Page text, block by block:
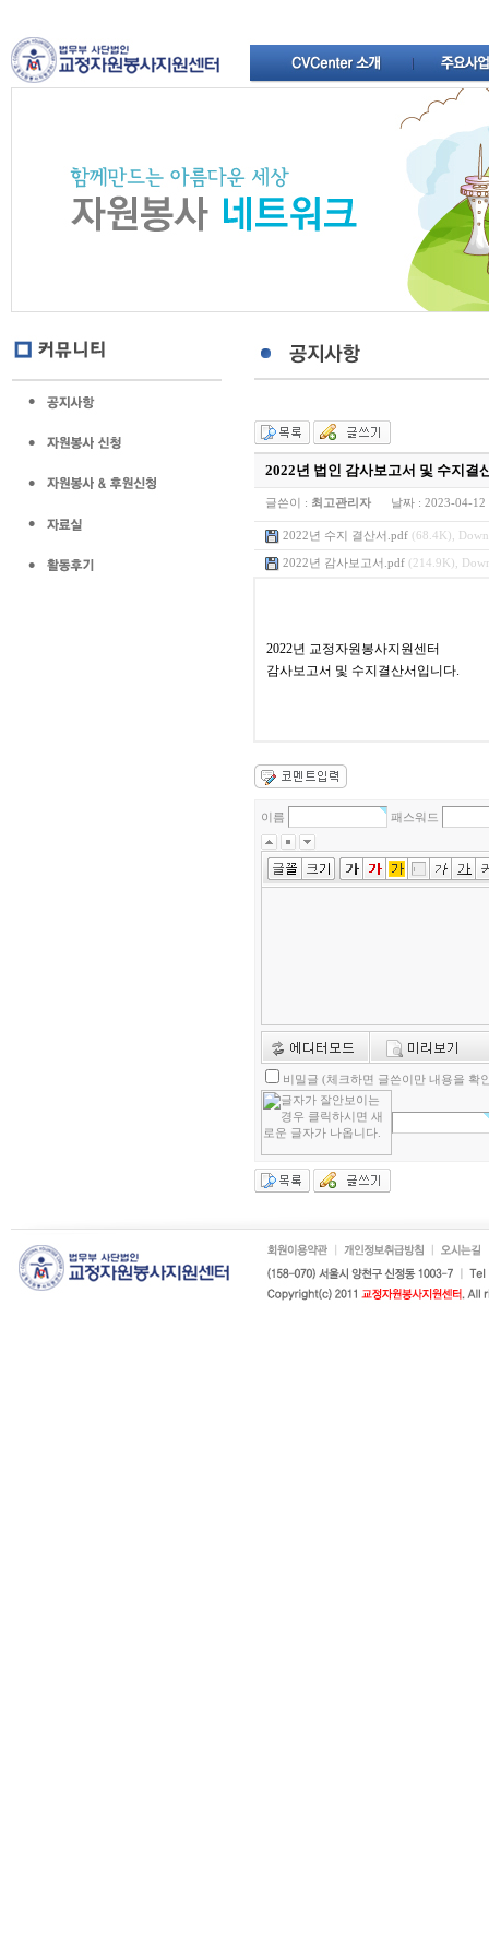
2022년 법인 감사보고서 및 수지결
글쓴이 : 최고관리자 날짜 : 2023-04-12
2022년 수지 결산서.pdf (68.4K),
2022년 감사보고서.pdf (214.9K),
2022년 교정자원봉사지원센터
감사보고서 및 수지결산서입니다.
이름 패스워드
비밀글 (체크하면 글쓴이만 내용을 확